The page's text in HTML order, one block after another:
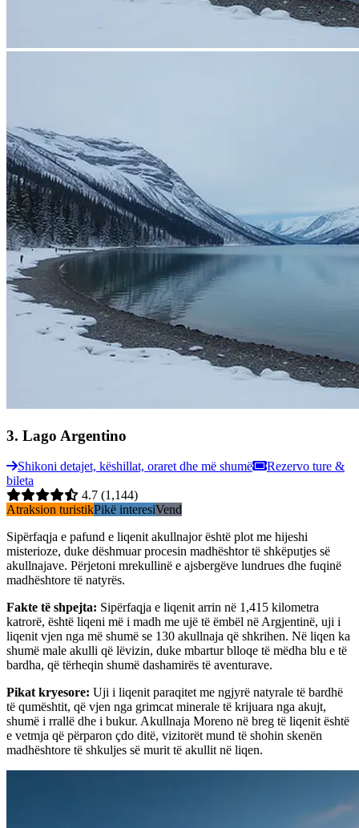
3. Lago Argentino
Shikoni detajet, këshillat, oraret dhe më shumë
Rezervo ture &
bileta
4.7 (1,144)
Atraksion turistikPikë interesiVend
Sipërfaqja e pafund e liqenit akullnajor është plot me hijeshi
misterioze, duke dëshmuar procesin madhështor të shkëputjes së
akullnajave. Përjetoni mrekullinë e ajsbergëve lundrues dhe fuqinë
madhështore të natyrës.
Fakte të shpejta: Sipërfaqja e liqenit arrin në 1,415 kilometra
katrorë, është liqeni më i madh me ujë të ëmbël në Argjentinë, uji i
liqenit vjen nga më shumë se 130 akullnaja që shkrihen. Në liqen ka
shumë male akulli që lëvizin, duke mbartur blloqe të mëdha blu e të
bardha, që tërheqin shumë dashamirës të aventurave.
Pikat kryesore: Uji i liqenit paraqitet me ngjyrë natyrale të bardhë
të qumështit, që vjen nga grimcat minerale të krijuara nga akujt,
shumë i rrallë dhe i bukur. Akullnaja Moreno në breg të liqenit është
e vetmja që përparon çdo ditë, vizitorët mund të shohin skenën
madhështore të shkuljes së murit të akullit në liqen.